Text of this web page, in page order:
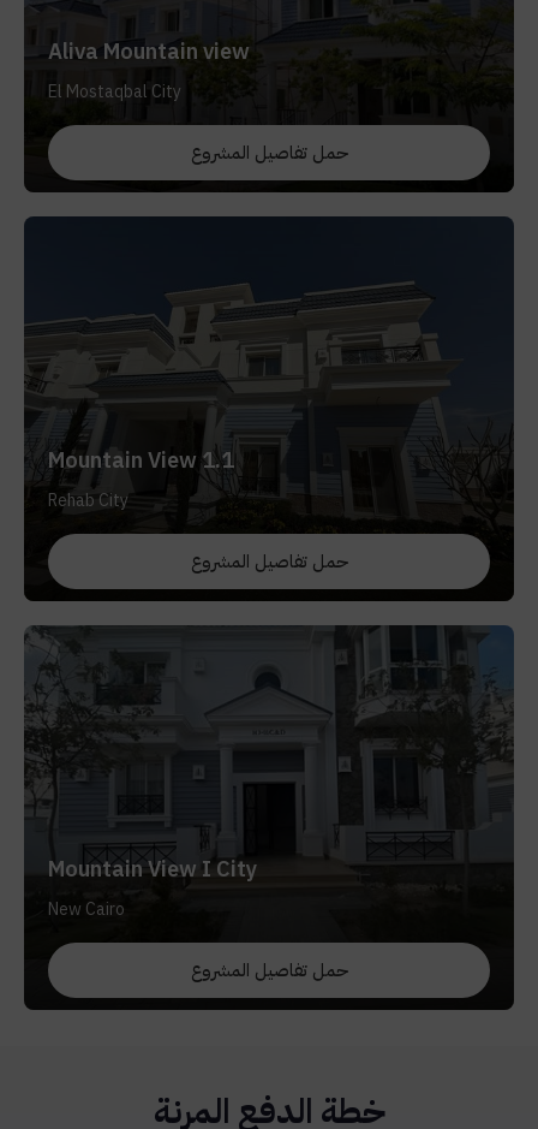
Aliva Mountain view
El Mostaqbal City
حمل تفاصيل المشروع
Mountain View 1.1
Rehab City
حمل تفاصيل المشروع
Mountain View I City
New Cairo
حمل تفاصيل المشروع
خطة الدفع المرنة